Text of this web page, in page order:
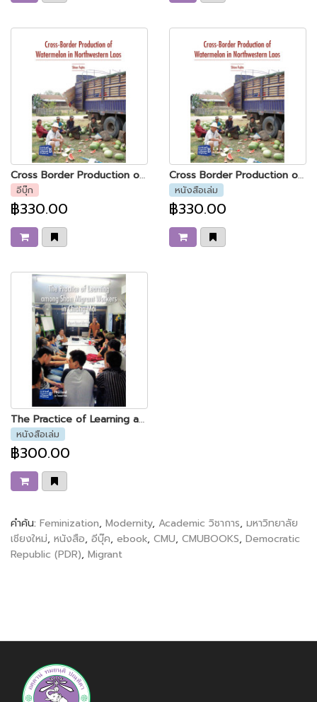
Cross Border Production of Watermelon in Laos
อีบุ๊ก
฿330.00
Cross Border Production of Watermelon in Laos
หนังสือเล่ม
฿330.00
The Practice of Learning among Shan Migrant Workers in Chiang Mai
หนังสือเล่ม
฿300.00
คำค้น: Feminization, Modernity, Academic วิชาการ, มหาวิทยาลัย
เชียงใหม่, หนังสือ, อีบุ๊ค, ebook, CMU, CMUBOOKS, Democratic
Republic (PDR), Migrant